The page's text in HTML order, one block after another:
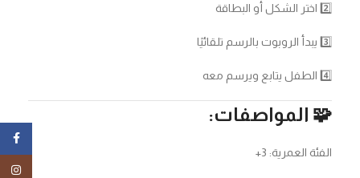
2️⃣ اختر الشكل أو البطاقة
3️⃣ يبدأ الروبوت بالرسم تلقائيًا
4️⃣ الطفل يتابع ويرسم معه
🧩 المواصفات:
الفئة العمرية: 3+